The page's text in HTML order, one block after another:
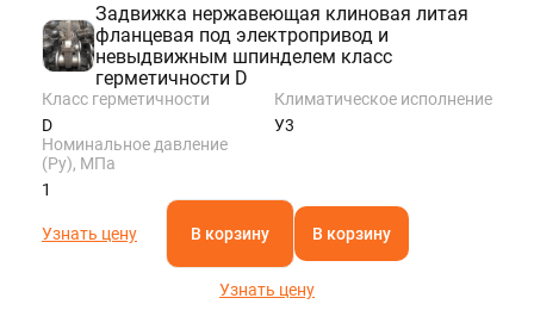
Задвижка нержавеющая клиновая литая
фланцевая под электропривод и
невыдвижным шпинделем класс
герметичности D
Класс герметичности
D
Климатическое исполнение
У3
Номинальное давление
(Ру), МПа
1
Узнать цену В корзину В корзину
Узнать цену